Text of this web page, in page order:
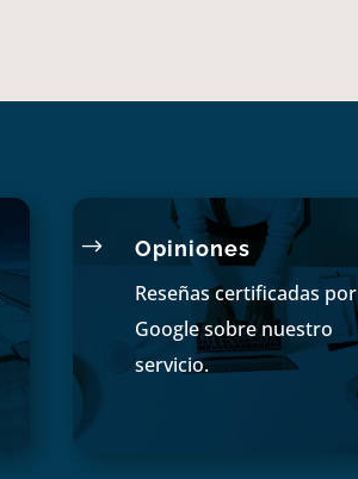
$ Opiniones
Reseñas certificadas por
Google sobre nuestro
servicio.